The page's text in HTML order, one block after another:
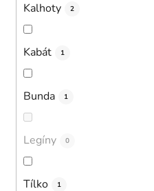
Kalhoty 2
Kabát 1
Bunda 1
Legíny 0
Tílko 1